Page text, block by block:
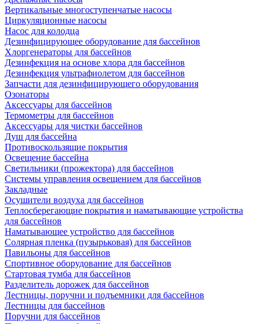
Вертикальные многоступенчатые насосы
Циркуляционные насосы
Насос для колодца
Дезинфицирующее оборудование для бассейнов
Хлоргенераторы для бассейнов
Дезинфекция на основе хлора для бассейнов
Дезинфекция ультрафиолетом для бассейнов
Запчасти для дезинфицирующего оборудования
Озонаторы
Аксессуары для бассейнов
Термометры для бассейнов
Аксессуары для чистки бассейнов
Душ для бассейна
Противоскользящие покрытия
Освещение бассейна
Светильники (прожектора) для бассейнов
Системы управления освещением для бассейнов
Закладные
Осушители воздуха для бассейнов
Теплосберегающие покрытия и наматывающие устройства
для бассейнов
Наматывающее устройство для бассейнов
Солярная пленка (пузырьковая) для бассейнов
Павильоны для бассейнов
Спортивное оборудование для бассейнов
Стартовая тумба для бассейнов
Разделитель дорожек для бассейнов
Лестницы, поручни и подъемники для бассейнов
Лестницы для бассейнов
Поручни для бассейнов